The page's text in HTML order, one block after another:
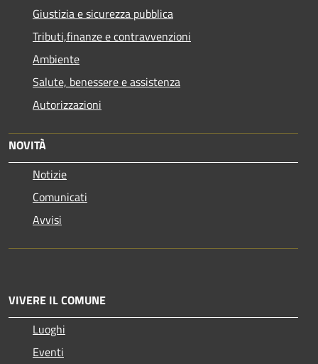
Giustizia e sicurezza pubblica
Tributi,finanze e contravvenzioni
Ambiente
Salute, benessere e assistenza
Autorizzazioni
NOVITÀ
Notizie
Comunicati
Avvisi
VIVERE IL COMUNE
Luoghi
Eventi